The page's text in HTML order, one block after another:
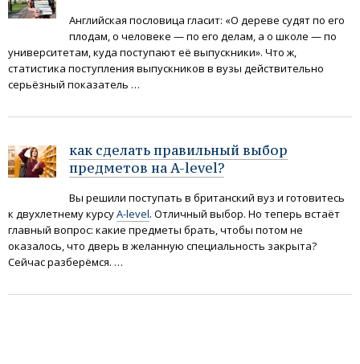
Английская пословица гласит: «О дереве судят по его
плодам, о человеке — по его делам, а о школе — по
университетам, куда поступают её выпускники». Что ж,
статистика поступления выпускников в вузы действительно
серьёзный показатель …
как сделать правильный выбор
предметов на A-level?
Вы решили поступать в британский вуз и готовитесь
к двухлетнему курсуA-level. Отличный выбор. Но теперь встаёт
главный вопрос: какие предметы брать, чтобы потом не
оказалось, что дверь в желанную специальность закрыта?
Сейчас разберёмся. …